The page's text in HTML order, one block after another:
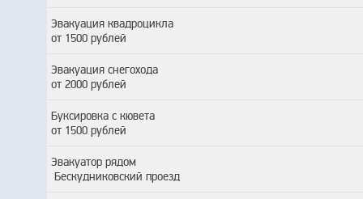
Эвакуация квадроцикла
от 1500 рублей
Эвакуация снегохода
от 2000 рублей
Буксировка с кювета
от 1500 рублей
Эвакуатор рядом
Бескудниковский проезд